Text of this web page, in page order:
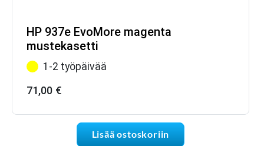
HP 937e EvoMore magenta
mustekasetti
1-2 työpäivää
71,00 €
Lisää ostoskoriin